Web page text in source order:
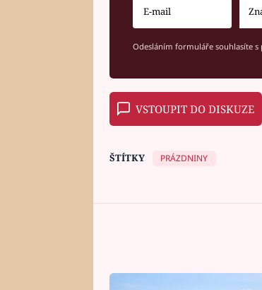
Odesláním formuláře souhlasíte s
VSTOUPIT DO DISKUZE
ŠTÍTKY PRÁZDNINY